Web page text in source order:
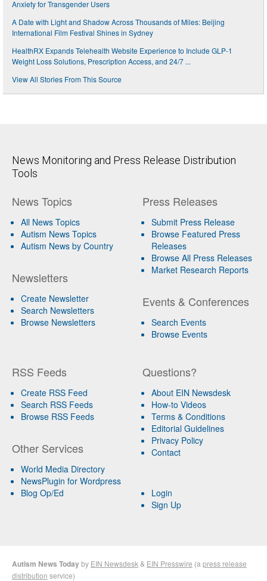
Anxiety for Transgender Users
A Date with Light and Shadow Across Thousands of Miles: Beijing
International Film Festival Shines in Sydney
HealthRX Expands Telehealth Website Experience to Include GLP-1
Weight Loss Solutions, Prescription Access, and 24/7 ...
View All Stories From This Source
News Monitoring and Press Release Distribution
Tools
News Topics
All News Topics
Autism News Topics
Autism News by Country
Newsletters
Create Newsletter
Search Newsletters
Browse Newsletters
Press Releases
Submit Press Release
Browse Featured Press
Releases
Browse All Press Releases
Market Research Reports
Events & Conferences
Search Events
Browse Events
RSS Feeds
Create RSS Feed
Search RSS Feeds
Browse RSS Feeds
Other Services
World Media Directory
NewsPlugin for Wordpress
Blog Op/Ed
Questions?
About EIN Newsdesk
How-to Videos
Terms & Conditions
Editorial Guidelines
Privacy Policy
Contact
Login
Sign Up
Autism News Todayby EIN Newsdesk & EIN Presswire (a press release
distribution service)